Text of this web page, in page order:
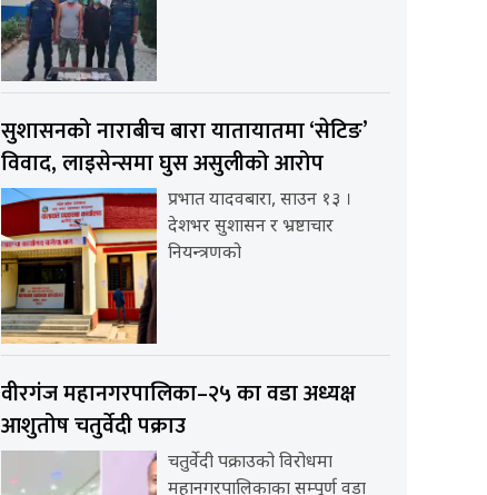
सुशासनको नाराबीच बारा यातायातमा ‘सेटिङ’
विवाद, लाइसेन्समा घुस असुलीको आरोप
प्रभात यादवबारा, साउन १३ ।
देशभर सुशासन र भ्रष्टाचार
नियन्त्रणको
वीरगंज महानगरपालिका–२५ का वडा अध्यक्ष
आशुतोष चतुर्वेदी पक्राउ
चतुर्वेदी पक्राउको विरोधमा
महानगरपालिकाका सम्पूर्ण वडा